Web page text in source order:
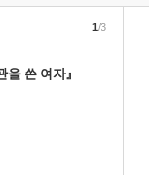
을 쓴 여자』
1/3